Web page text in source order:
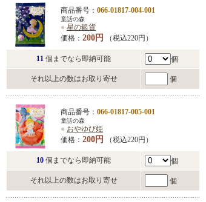
商品番号： 066-01817-004-001
童話の森
● 星の銀貨
価格： 200円 （税込220円）
11 個までなら即納可能 個
それ以上の数はお取り寄せ 個
商品番号： 066-01817-005-001
童話の森
● おやゆび姫
価格： 200円 （税込220円）
10 個までなら即納可能 個
それ以上の数はお取り寄せ 個